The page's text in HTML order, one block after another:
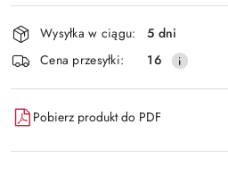
Wyślij
Dostępność
i
dostawa
Wysyłka w ciągu:
5 dni
Cena przesyłki:
16
Pobierz produkt do PDF